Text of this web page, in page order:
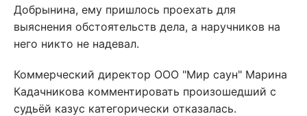
Добрынина, ему пришлось проехать для
выяснения обстоятельств дела, а наручников на
него никто не надевал.
Коммерческий директор ООО "Мир саун" Марина
Кадачникова комментировать произошедший с
судьёй казус категорически отказалась.